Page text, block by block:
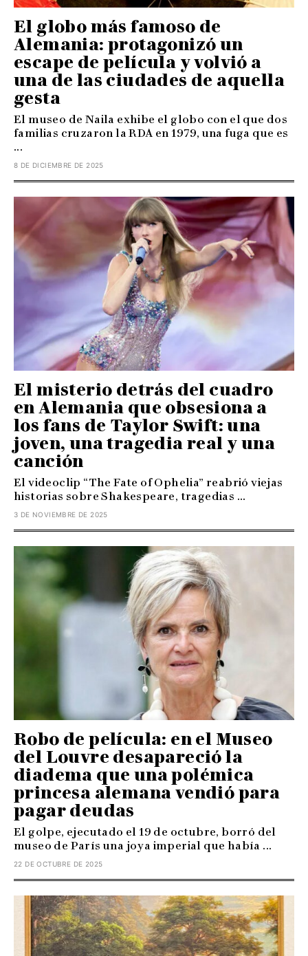
El globo más famoso de
Alemania: protagonizó un
escape de película y volvió a
una de las ciudades de aquella
gesta
El museo de Naila exhibe el globo con el que dos
familias cruzaron la RDA en 1979, una fuga que es
...
8 DE DICIEMBRE DE 2025
El misterio detrás del cuadro
en Alemania que obsesiona a
los fans de Taylor Swift: una
joven, una tragedia real y una
canción
El videoclip “The Fate of Ophelia” reabrió viejas
historias sobre Shakespeare, tragedias ...
3 DE NOVIEMBRE DE 2025
Robo de película: en el Museo
del Louvre desapareció la
diadema que una polémica
princesa alemana vendió para
pagar deudas
El golpe, ejecutado el 19 de octubre, borró del
museo de París una joya imperial que había ...
22 DE OCTUBRE DE 2025